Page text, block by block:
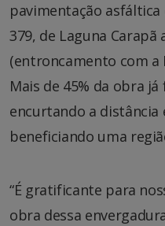
pavimentação
379, de Laguna Carapã
(entroncamento com a
Mais de 45% da obra
encurtando a
beneficiando uma
“É gratificante para
obra dessa